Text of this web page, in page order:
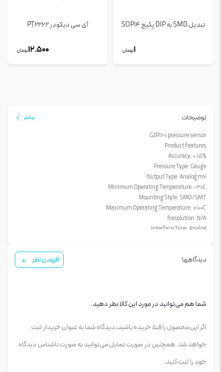
تبدیل SMD به DIP پکیج SOP14
1تومان
آی سی دیکودر PT2262
12.500تومان
توضیحات بیشتر
GZP160 pressure sensor
Product features
Accuracy: 0.15%
Pressure Type: Gauge
Output Type: Analog mV
Minimum Operating Temperature: -30C
Mounting Style: SMD/SMT
Maximum Operating Temperature: +100C
Resolution: N/A
Interface Type: Analog
Datashee: GZP160
oxygen concentrators
Negative pressure measurement
pressure instruments
pneumatic components and other fields
massage chairs
دیدگاهها افزودن نظر
شما هم می‌توانید در مورد این کالا نظر دهید.
اگر این محصول را قبلا خریده باشید، دیدگاه شما به عنوان خریدار ثبت
خواهد شد. همچنین در صورت تمایل می‌توانید به صورت ناشناس دیدگاه
خود را ثبت کنید.